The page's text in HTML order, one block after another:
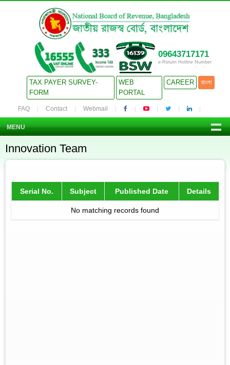
09643717171
e-Return Hotline Number
TAX PAYER SURVEY-
FORM
WEB
PORTAL
CAREER বাংলা
FAQ Contact Webmail
MENU
Innovation Team
Serial No. Subject Published Date Details
No matching records found